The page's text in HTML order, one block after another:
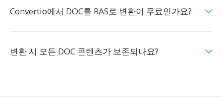
Convertio에서 DOC를 RAS로 변환이 무료인가요?
변환 시 모든 DOC 콘텐츠가 보존되나요?